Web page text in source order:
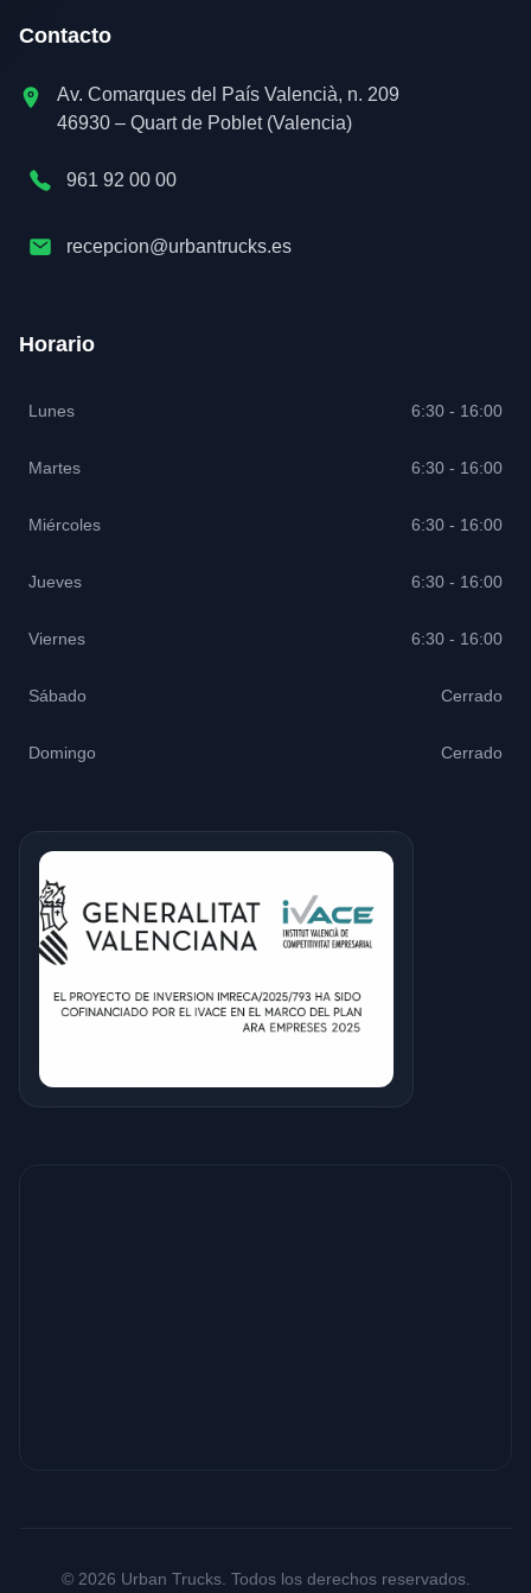
Contacto
Av. Comarques del País Valencià, n. 209
46930 – Quart de Poblet (Valencia)
961 92 00 00
recepcion@urbantrucks.es
Horario
Lunes 6:30 - 16:00
Martes 6:30 - 16:00
Miércoles 6:30 - 16:00
Jueves 6:30 - 16:00
Viernes 6:30 - 16:00
Sábado Cerrado
Domingo Cerrado
© 2026 Urban Trucks. Todos los derechos reservados.